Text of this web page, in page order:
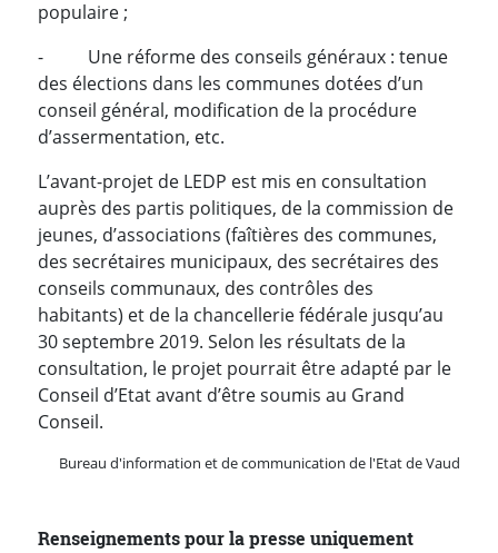
populaire ;
- Une réforme des conseils généraux : tenue
des élections dans les communes dotées d’un
conseil général, modification de la procédure
d’assermentation, etc.
L’avant-projet de LEDP est mis en consultation
auprès des partis politiques, de la commission de
jeunes, d’associations (faîtières des communes,
des secrétaires municipaux, des secrétaires des
conseils communaux, des contrôles des
habitants) et de la chancellerie fédérale jusqu’au
30 septembre 2019. Selon les résultats de la
consultation, le projet pourrait être adapté par le
Conseil d’Etat avant d’être soumis au Grand
Conseil.
Bureau d'information et de communication de l'Etat de Vaud
Renseignements pour la presse uniquement